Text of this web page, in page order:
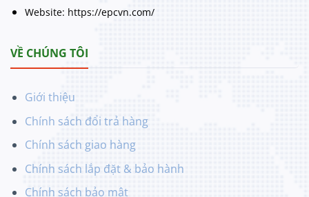
Website: https://epcvn.com/
VỀ CHÚNG TÔI
Giới thiệu
Chính sách đổi trả hàng
Chính sách giao hàng
Chính sách lắp đặt & bảo hành
Chính sách bảo mật